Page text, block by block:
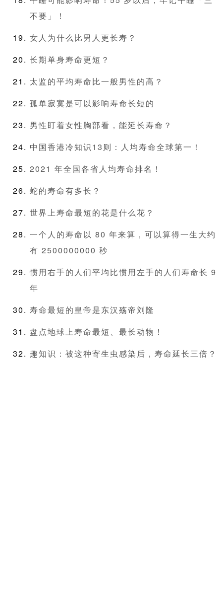
不要」！
女人为什么比男人更长寿？
长期单身寿命更短？
太监的平均寿命比一般男性的高？
孤单寂寞是可以影响寿命长短的
男性盯着女性胸部看，能延长寿命？
中国香港冷知识13则：人均寿命全球第一！
2021 年全国各省人均寿命排名！
蛇的寿命有多长？
世界上寿命最短的花是什么花？
一个人的寿命以 80 年来算，可以算得一生大约
有 2500000000 秒
惯用右手的人们平均比惯用左手的人们寿命长 9
年
寿命最短的皇帝是东汉殇帝刘隆
盘点地球上寿命最短、最长动物！
趣知识：被这种寄生虫感染后，寿命延长三倍？